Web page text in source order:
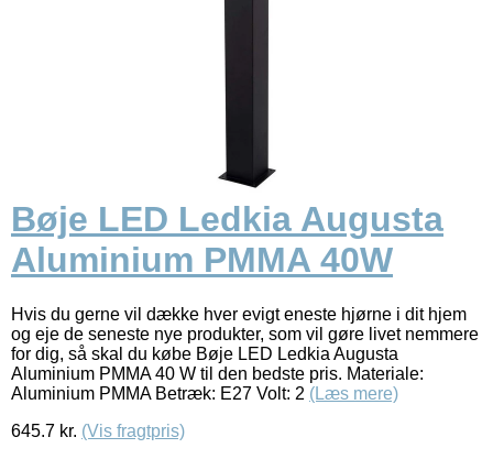
Bøje LED Ledkia Augusta
Aluminium PMMA 40W
Hvis du gerne vil dække hver evigt eneste hjørne i dit hjem
og eje de seneste nye produkter, som vil gøre livet nemmere
for dig, så skal du købe Bøje LED Ledkia Augusta
Aluminium PMMA 40 W til den bedste pris. Materiale:
Aluminium PMMA Betræk: E27 Volt: 2 (Læs mere)
645.7 kr. (Vis fragtpris)